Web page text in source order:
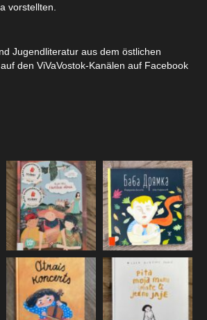
vorstellten.
Jugendliteratur aus dem östlichen
den ViVaVostok-Kanälen auf Facebook